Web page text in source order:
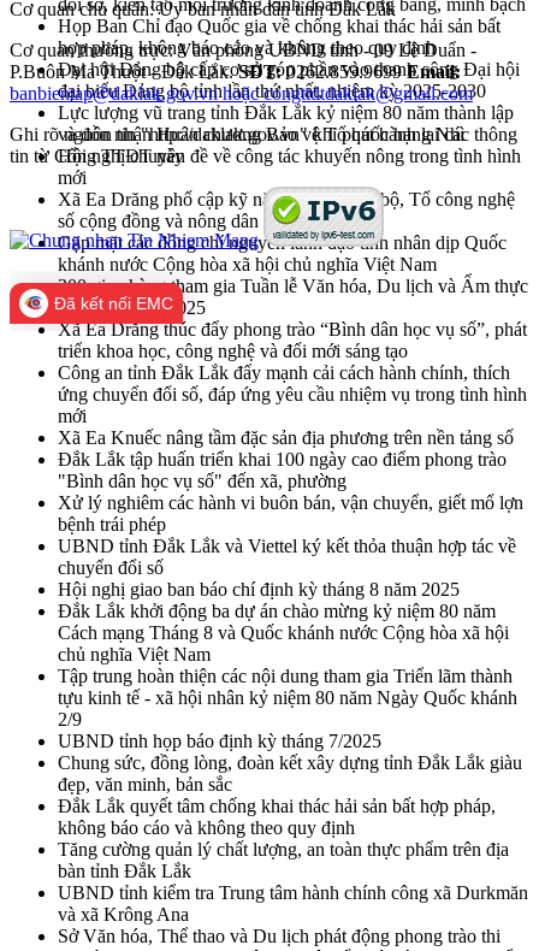
đổi số, kiến tạo môi trường kinh doanh công bằng, minh bạch
Họp Ban Chỉ đạo Quốc gia về chống khai thác hải sản bất
hợp pháp, không báo cáo và không theo quy định
Đại hội Đảng bộ cấp cơ sở góp phần vào thanh công Đại hội
đại biểu Đảng bộ tỉnh lần thứ nhất, nhiệm kỳ 2025-2030
Lực lượng vũ trang tỉnh Đắk Lắk kỷ niệm 80 năm thành lập
và đón nhận Huân chương Bảo vệ Tổ quốc hạng Nhì
Hội nghị chuyên đề về công tác khuyến nông trong tình hình
mới
Xã Ea Drăng phổ cập kỹ năng số cho cán bộ, Tổ công nghệ
số cộng đồng và nông dân
Gặp mặt các đồng chí nguyên lãnh đạo tỉnh nhân dịp Quốc
khánh nước Cộng hòa xã hội chủ nghĩa Việt Nam
300 gian hàng tham gia Tuần lễ Văn hóa, Du lịch và Ẩm thực
Đắk Lắk năm 2025
Xã Ea Drăng thúc đẩy phong trào “Bình dân học vụ số”, phát
triển khoa học, công nghệ và đổi mới sáng tạo
Công an tỉnh Đắk Lắk đẩy mạnh cải cách hành chính, thích
ứng chuyển đổi số, đáp ứng yêu cầu nhiệm vụ trong tình hình
mới
Xã Ea Knuếc nâng tầm đặc sản địa phương trên nền tảng số
Đắk Lắk tập huấn triển khai 100 ngày cao điểm phong trào
"Bình dân học vụ số" đến xã, phường
Xử lý nghiêm các hành vi buôn bán, vận chuyển, giết mổ lợn
bệnh trái phép
UBND tỉnh Đắk Lắk và Viettel ký kết thỏa thuận hợp tác về
chuyển đổi số
Hội nghị giao ban báo chí định kỳ tháng 8 năm 2025
Đắk Lắk khởi động ba dự án chào mừng kỷ niệm 80 năm
Cách mạng Tháng 8 và Quốc khánh nước Cộng hòa xã hội
chủ nghĩa Việt Nam
Tập trung hoàn thiện các nội dung tham gia Triển lãm thành
tựu kinh tế - xã hội nhân kỷ niệm 80 năm Ngày Quốc khánh
2/9
UBND tỉnh họp báo định kỳ tháng 7/2025
Chung sức, đồng lòng, đoàn kết xây dựng tỉnh Đắk Lắk giàu
đẹp, văn minh, bản sắc
Đắk Lắk quyết tâm chống khai thác hải sản bất hợp pháp,
không báo cáo và không theo quy định
Tăng cường quản lý chất lượng, an toàn thực phẩm trên địa
bàn tỉnh Đắk Lắk
UBND tỉnh kiểm tra Trung tâm hành chính công xã Durkmăn
và xã Krông Ana
Sở Văn hóa, Thể thao và Du lịch phát động phong trào thi
Cơ quan chủ quản: Ủy ban nhân dân tỉnh Đắk Lắk
Cơ quan thường trực: Văn phòng UBND tỉnh - 09 Lê Duẩn -
P.Buôn Ma Thuột - Đắk Lắk.SĐT:0262.859.9699Email:
banbientap@daklak.gov.vn hoặc congttdtdaklak@gmail.com
Ghi rõ nguồn tin "http://daklak.gov.vn" khi phát hành lại các thông
tin từ Cổng TTĐT này
Đã kết nối EMC